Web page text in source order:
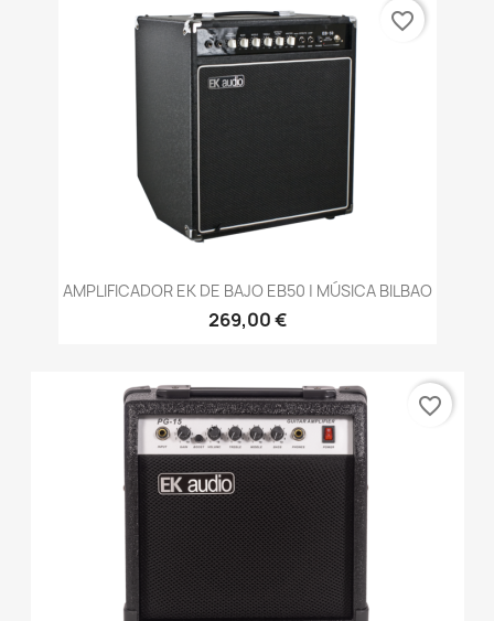
AMPLIFICADOR EK DE BAJO EB50 | MÚSICA BILBAO
269,00 €
favorite_border
favorite_border